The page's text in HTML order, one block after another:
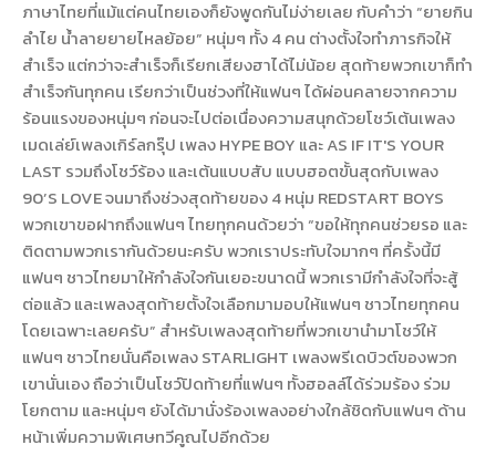
ภาษาไทยที่แม้แต่คนไทยเองก็ยังพูดกันไม่ง่ายเลย กับคำว่า“ยายกิน
ลำไย น้ำลายยายไหลย้อย” หนุ่มๆ ทั้ง 4 คน ต่างตั้งใจทำภารกิจให้
สำเร็จ แต่กว่าจะสำเร็จก็เรียกเสียงฮาได้ไม่น้อย สุดท้ายพวกเขาก็ทำ
สำเร็จกันทุกคน เรียกว่าเป็นช่วงที่ให้แฟนๆ ได้ผ่อนคลายจากความ
ร้อนแรงของหนุ่มๆ ก่อนจะไปต่อเนื่องความสนุกด้วยโชว์เต้นเพลง
เมดเล่ย์เพลงเกิร์ลกรุ๊ป เพลงHYPE BOY และAS IF IT'S YOUR
LAST รวมถึงโชว์ร้อง และเต้นแบบสับ แบบฮอตขั้นสุดกับเพลง
90’S LOVEจนมาถึงช่วงสุดท้ายของ 4 หนุ่ม REDSTART BOYS
พวกเขาขอฝากถึงแฟนๆ ไทยทุกคนด้วยว่า“ขอให้ทุกคนช่วยรอ และ
ติดตามพวกเรากันด้วยนะครับ พวกเราประทับใจมากๆ ที่ครั้งนี้มี
แฟนๆ ชาวไทยมาให้กำลังใจกันเยอะขนาดนี้ พวกเรามีกำลังใจที่จะสู้
ต่อแล้ว และเพลงสุดท้ายตั้งใจเลือกมามอบให้แฟนๆ ชาวไทยทุกคน
โดยเฉพาะเลยครับ” สำหรับเพลงสุดท้ายที่พวกเขานำมาโชว์ให้
แฟนๆ ชาวไทยนั่นคือเพลงSTARLIGHT เพลงพรีเดบิวต์ของพวก
เขานั่นเอง ถือว่าเป็นโชว์ปิดท้ายที่แฟนๆ ทั้งฮอลล์ได้ร่วมร้อง ร่วม
โยกตาม และหนุ่มๆ ยังได้มานั่งร้องเพลงอย่างใกล้ชิดกับแฟนๆ ด้าน
หน้าเพิ่มความพิเศษทวีคูณไปอีกด้วย